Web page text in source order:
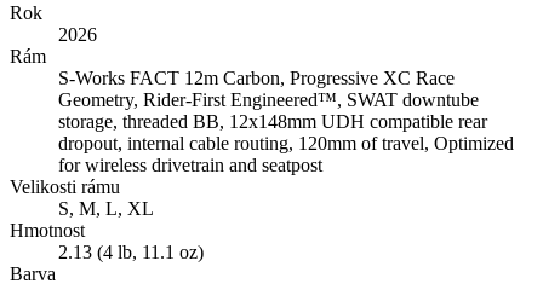
Rok
2026
Rám
S-Works FACT 12m Carbon, Progressive XC Race
Geometry, Rider-First Engineered™, SWAT downtube
storage, threaded BB, 12x148mm UDH compatible rear
dropout, internal cable routing, 120mm of travel, Optimized
for wireless drivetrain and seatpost
Velikosti rámu
S, M, L, XL
Hmotnost
2.13 (4 lb, 11.1 oz)
Barva